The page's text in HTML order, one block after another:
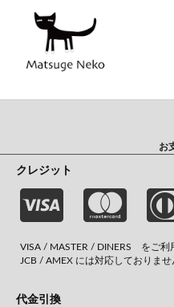
お
クレジット
VISA / MASTER / DINERS をご利
JCB / AMEX には対応しておりませ
代金引換